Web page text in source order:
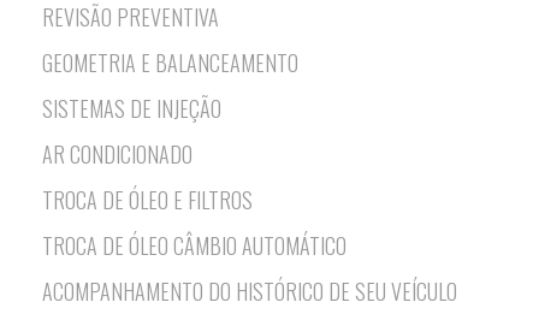
REVISÃO PREVENTIVA
GEOMETRIA E BALANCEAMENTO
SISTEMAS DE INJEÇÃO
AR CONDICIONADO
TROCA DE ÓLEO E FILTROS
TROCA DE ÓLEO CÂMBIO AUTOMÁTICO
ACOMPANHAMENTO DO HISTÓRICO DE SEU VEÍCULO